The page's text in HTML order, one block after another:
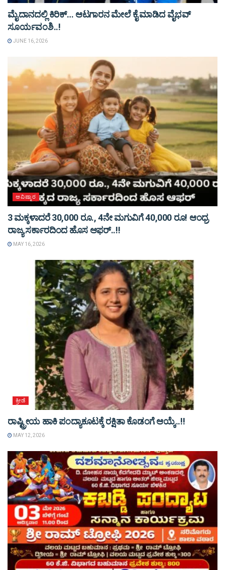
ಮೈದಾನದಲ್ಲಿ ಕಿರಿಕ್… ಆಟಗಾರನ ಮೇಲೆ ಕೈ ಮಾಡಿದ ವೈಭವ್
ಸೂರ್ಯವಂಶಿ..!
JUNE 16, 2026
ಆವಿಷ್ಕಾರ
3 ಮಕ್ಕಳಾದರೆ 30,000 ರೂ., 4ನೇ ಮಗುವಿಗೆ 40,000 ರೂ! ಆಂಧ್ರ
ರಾಜ್ಯ ಸರ್ಕಾರದಿಂದ ಹೊಸ ಆಫರ್..!!
MAY 16, 2026
ಕ್ರೀಡೆ
ರಾಷ್ಟ್ರೀಯ ಹಾಕಿ ಪಂದ್ಯಾಕೂಟಕ್ಕೆ ರಕ್ಷಿತಾ ಕೊಡಂಗೆ ಆಯ್ಕೆ..!!
MAY 12, 2026